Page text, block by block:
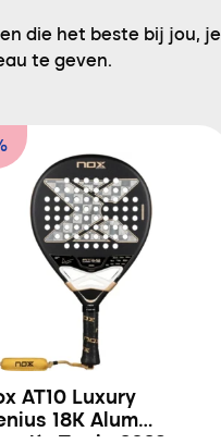
die het beste bij jou, je
te geven.
AT10 Luxury
18K Alum